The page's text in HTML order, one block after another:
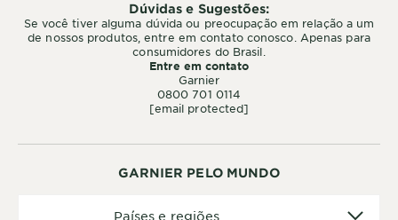
GARNIER PELO MUNDO
Países e regiões
Dúvidas e Sugestões:
Se você tiver alguma dúvida ou preocupação em relação a um
de nossos produtos, entre em contato conosco. Apenas para
consumidores do Brasil.
Entre em contato
Garnier
0800 701 0114
[email protected]